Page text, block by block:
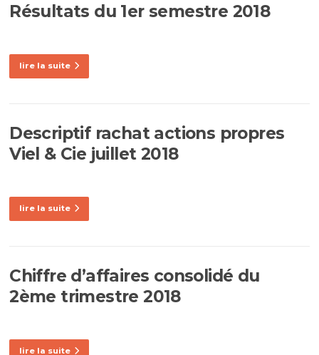
Résultats du 1er semestre 2018
lire la suite
Descriptif rachat actions propres
Viel & Cie juillet 2018
lire la suite
Chiffre d’affaires consolidé du
2ème trimestre 2018
lire la suite